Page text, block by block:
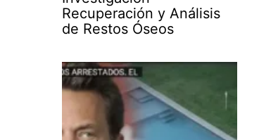
Recuperación y Análisis
de Restos Óseos